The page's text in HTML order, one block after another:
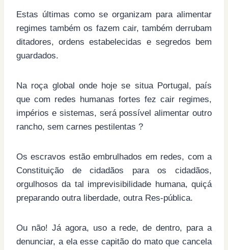
Estas últimas como se organizam para alimentar
regimes também os fazem cair, também derrubam
ditadores, ordens estabelecidas e segredos bem
guardados.
Na roça global onde hoje se situa Portugal, país
que com redes humanas fortes fez cair regimes,
impérios e sistemas, será possível alimentar outro
rancho, sem carnes pestilentas ?
Os escravos estão embrulhados em redes, com a
Constituição de cidadãos para os cidadãos,
orgulhosos da tal imprevisibilidade humana, quiçá
preparando outra liberdade, outra Res-pública.
Ou não! Já agora, uso a rede, de dentro, para a
denunciar, a ela esse capitão do mato que cancela